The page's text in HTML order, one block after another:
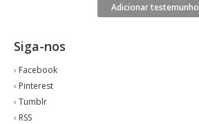
Adicionar testemunho
Siga-nos
› Facebook
› Pinterest
› Tumblr
› RSS